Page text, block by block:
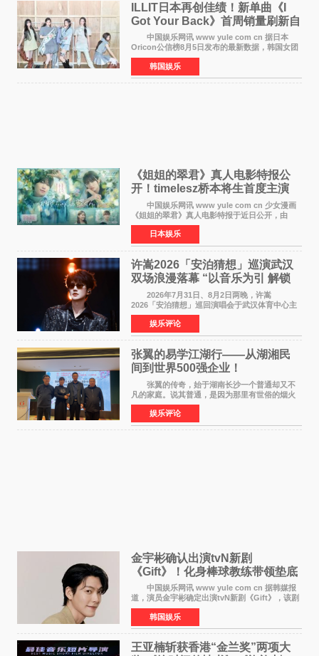
ILLIT日本再创佳绩！新单曲《I
Got Your Back》首周销量刷新自
身纪录
中国娱乐网讯 www yule com cn 据日本
Oricon公信榜8月5日发布的最新数据，韩国女团
ILLIT在日本发行的第二张单曲《I Got Your
Back》首周销量达到71,009张，成功跻身最新一
期周单曲排行
韩国娱乐
《姐姐的翠君》真人电影特报公
开！timelesz桥本将生首度主演
12月4日上映
中国娱乐网讯 www yule com cn 少女漫画
《姐姐的翠君》真人电影特报于近日公开，由
timelesz成员桥本将生担任主演，这也是他首次
担任电影主演，引发高度关注。 女高中生咲
苗翠（中岛瑠菜
日本娱乐
许嵩2026「安泊猜想」巡演武汉
双场浪漫落幕 “以音乐为引 解锁
江城记忆”
2026年7月31日、8月2日两晚，许嵩
2026「安泊猜想」巡回演唱会于武汉体育中心主
体育场盛大开唱。许嵩与数万歌迷在此相聚，从
浪漫惬意的舞台设计到充满诚意与惊喜的现场互
动，共同开启了一场关于
娱乐评论
张翼的易学江湖行——从湖湘民
间到世界500强企业！
张翼的传奇，始于湖南长沙一个普通却又不
凡的家庭。说其普通，是因为那里有世俗的烟火
气；说其不凡，是因为家中有一位洞悉天地玄机
的长者——他的爷爷。作为当地的风水师，爷爷
是张翼走进易学
娱乐评论
金宇彬确认出演tvN新剧
《Gift》！化身棒球教练带领垫底
球队逆袭
中国娱乐网讯 www yule com cn 据韩媒报
道，演员金宇彬确定出演tvN新剧《Gift》，该剧
预计将于下半年播出，引发观众高度期待。
本剧改编自同名网络漫画，讲述一位经历意外事
故后获得特殊
韩国娱乐
王亚楠斩获香港“金兰奖”两项大